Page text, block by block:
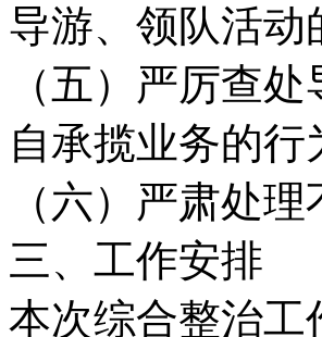
导游、领队活动
（五）严厉查
自承揽业务的行
（六）严肃处
三、工作安排
本次综合整治工